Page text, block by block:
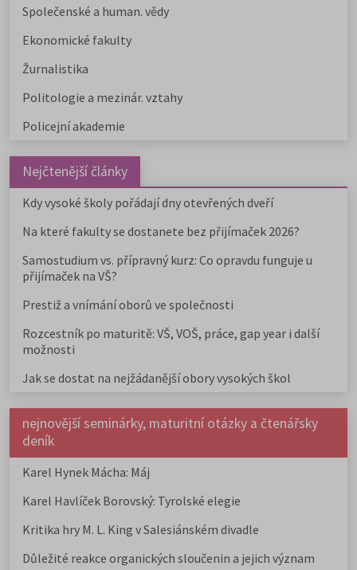
Společenské a human. vědy
Ekonomické fakulty
Žurnalistika
Politologie a mezinár. vztahy
Policejní akademie
Nejčtenější články
Kdy vysoké školy pořádají dny otevřených dveří
Na které fakulty se dostanete bez přijímaček 2026?
Samostudium vs. přípravný kurz: Co opravdu funguje u
přijímaček na VŠ?
Prestiž a vnímání oborů ve společnosti
Rozcestník po maturitě: VŠ, VOŠ, práce, gap year i další
možnosti
Jak se dostat na nejžádanější obory vysokých škol
nejnovější seminárky, maturitní otázky a čtenářsky
deník
Karel Hynek Mácha: Máj
Karel Havlíček Borovský: Tyrolské elegie
Kritika hry M. L. King v Salesiánském divadle
Důležité reakce organických sloučenin a jejich význam